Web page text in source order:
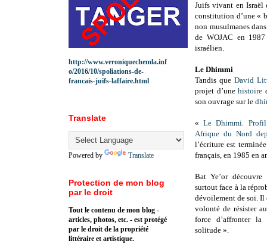
Juifs vivant en Israël
constitution d’une «
non musulmanes
de WOJAC en
israélien.
Le Dhimmi
Tandis que David
projet d’unehistoire
son ouvrage sur le
«Le Dhimmi.
Afrique du Nord
l’écriture est
français, en 1985 en
Bat Ye’or
surtout face à la
dévoilement de soi.
volonté de résister
force d’affronter la
solitude ».
http://www.veroniquechemla.inf
o/2016/10/spoliations-de-
francais-juifs-laffaire.html
Translate
Powered by Translate
Protection de mon blog
par le droit
Tout le contenu de mon blog -
articles, photos, etc. - est protégé
par le droit de la propriété
littéraire et artistique.